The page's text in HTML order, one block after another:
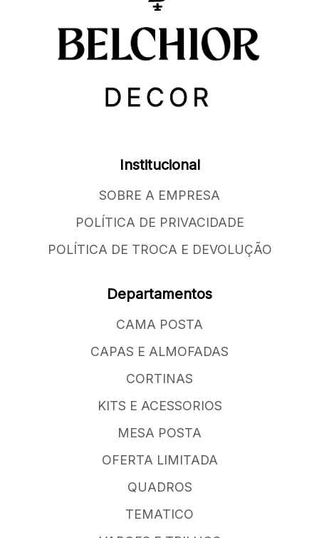
Institucional
SOBRE A EMPRESA
POLÍTICA DE PRIVACIDADE
POLÍTICA DE TROCA E DEVOLUÇÃO
Departamentos
CAMA POSTA
CAPAS E ALMOFADAS
CORTINAS
KITS E ACESSORIOS
MESA POSTA
OFERTA LIMITADA
QUADROS
TEMATICO